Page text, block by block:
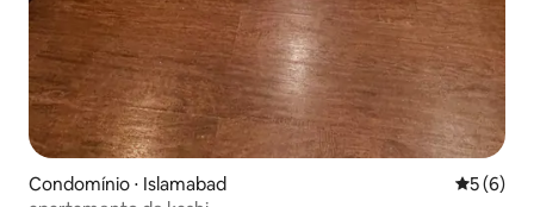
Condomínio ⋅ Islamabad 5 de
5 (6)